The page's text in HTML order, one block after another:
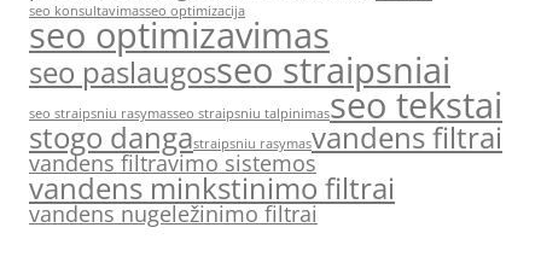
seo konsultavimasseo optimizacija
seo optimizavimas
seo paslaugosseo straipsniai
seo straipsniu rasymasseo straipsniu talpinimasseo tekstai
stogo dangastraipsniu rasymasvandens filtrai
vandens filtravimo sistemos
vandens minkstinimo filtrai
vandens nugeležinimo filtrai